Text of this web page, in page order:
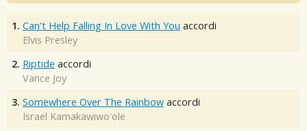
1. Can't Help Falling In Love With You accordi
Elvis Presley
2. Riptide accordi
Vance Joy
3. Somewhere Over The Rainbow accordi
Israel Kamakawiwo'ole